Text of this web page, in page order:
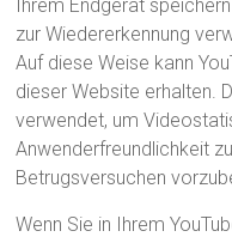
Ihrem Endgerät
zur Wiedererkennung
Auf diese Weise kann
dieser Website erhalten.
verwendet, um
Anwenderfreundlichkeit
Betrugsversuchen
Wenn Sie in Ihrem